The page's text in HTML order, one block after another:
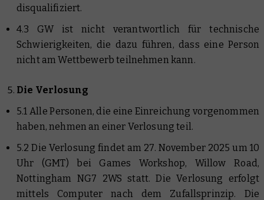
disqualifiziert.
4.3 GW ist nicht verantwortlich für technische
Schwierigkeiten, die dazu führen, dass eine Person
nicht am Wettbewerb teilnehmen kann.
Die Verlosung
5.1 Alle Personen, die eine Einreichung vorgenommen
haben, nehmen an einer Verlosung teil.
5.2 Die Verlosung findet am 27. November 2025 um 10
Uhr (GMT) bei Games Workshop, Willow Road,
Nottingham NG7 2WS statt. Die Verlosung erfolgt
mittels Computer nach dem Zufallsprinzip. Die